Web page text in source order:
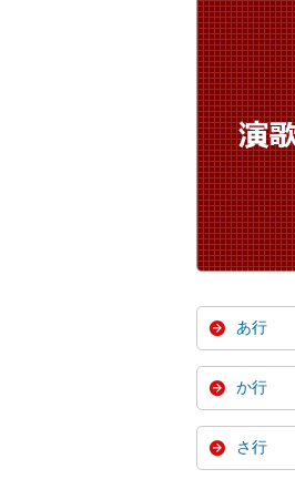
あ行
か行
さ行